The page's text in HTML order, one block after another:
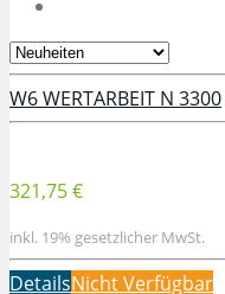
W6 WERTARBEIT N 3300
321,75 €
inkl. 19% gesetzlicher MwSt.
DetailsNicht Verfügbar